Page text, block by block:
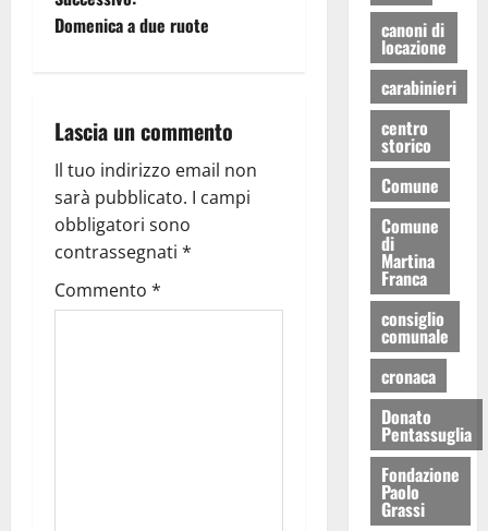
Domenica a due ruote
Lascia un commento
Il tuo indirizzo email non
sarà pubblicato. I campi
obbligatori sono
contrassegnati *
Commento *
canoni di
locazione
carabinieri
centro
storico
Comune
Comune
di
Martina
Franca
consiglio
comunale
cronaca
Donato
Pentassuglia
Fondazione
Paolo
Grassi